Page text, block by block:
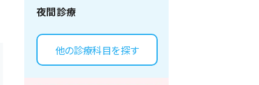
夜間診療
他の診療科目を探す